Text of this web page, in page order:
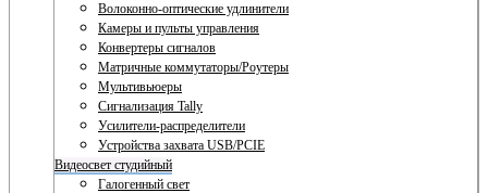
Волоконно-оптические удлинители
Камеры и пульты управления
Конвертеры сигналов
Матричные коммутаторы/Роутеры
Мультивьюеры
Сигнализация Tally
Усилители-распределители
Устройства захвата USB/PCIE
Видеосвет студийный
Галогенный свет